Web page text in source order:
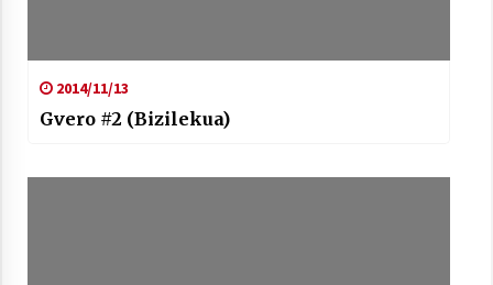
2014/11/13
Gvero #2 (Bizilekua)